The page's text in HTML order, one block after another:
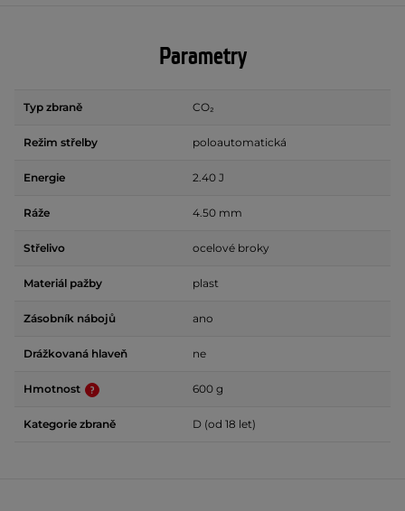
Parametry
Typ zbraně CO₂
Režim střelby poloautomatická
Energie 2.40 J
Ráže 4.50 mm
Střelivo ocelové broky
Materiál pažby plast
Zásobník nábojů ano
Drážkovaná hlaveň ne
Hmotnost 600 g
Kategorie zbraně D (od 18 let)